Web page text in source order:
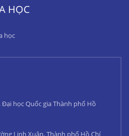
HỌC
học
học Quốc gia Thành phố Hồ
Linh Xuân, Thành phố Hồ Chí